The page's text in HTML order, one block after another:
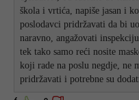
škola i vrtića, napiše jasan i
poslodavci pridržavati da bi
naravno, angažovati
tek tako samo reći nosite
koji rade na poslu negdje, ne
pridržavati i potrebne su